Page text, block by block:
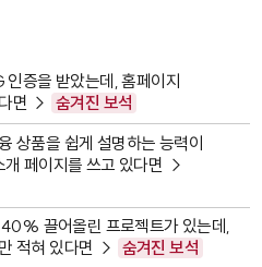
증을 받았는데, 홈페이지
면 → 숨겨진 보석
상품을 쉽게 설명하는 능력이
개 페이지를 쓰고 있다면 →
끌어올린 프로젝트가 있는데,
적혀 있다면 → 숨겨진 보석